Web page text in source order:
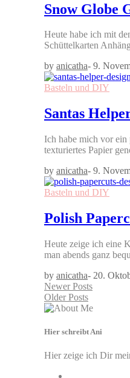
Snow Globe
Heute habe ich mit
Schüttelkarten
by anicatha- 9.
Basteln und DIY
Santas
Ich habe mich vor ein
texturiertes Papier
by anicatha- 9.
Basteln und DIY
Polish
Heute zeige ich eine
man abends ganz
by anicatha- 20.
Newer Posts
Older Posts
Hier schreibt Ani
Hier zeige ich Dir